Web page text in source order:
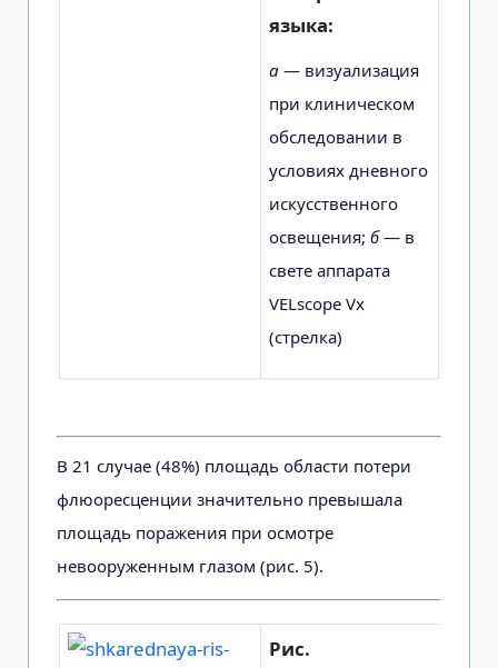
языка:
а — визуализация
при клиничес­ком
обследовании в
условиях дневного
искусственного
освеще­ния;б— в
свете аппарата
VELscope Vx
(стрелка)
В 21 случае (48%) площадь области потери
флюоресценции значительно превышала
площадь поражения при осмотре
невооруженным глазом (рис. 5).
Рис.